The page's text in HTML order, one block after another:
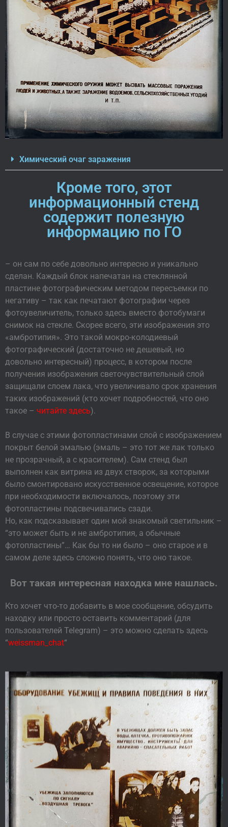
Химический очаг заражения
Кроме того, этот
информационный стенд
содержит полезную
информацию по ГО
– он сам по себе довольно интересно и уникально
сделан. Каждый блок напечатан на стеклянной
пластине фотографическим методом пересъемки по
негативу – так как печатают фотографии через
фотоувеличитель, только здесь вместо фотобумаги
снимок на стекле. Скорее всего, эти изображения это
«амбротипия». Это такой мокро-колодиевый
фотографический (достаточно не дешевый, но
довольно интересный) процесс, в котором после
получения изображения светочувствительный слой
защищали слоем лака, что увеличивало срок хранения
таких изображений (кто хочет подробностей, что оно
такое – читайте здесь).
В случае с этими фотопластинами слой с изображением
покрыт белой эмалью (эмаль – это тот же лак только
не прозрачный, а с красителем). Сам стенд был
выполнен как витрина из двух створок, за которыми
было смонтировано искусственное освещение, которое
при необходимости включалось, поэтому эти
фотопластины подсвечивались сзади.
Но, как подсказывает один мой знакомый светильник –
“это может быть и не амбротипия, а обычные
фотопластины”… Как бы то ни было – оно старое и в
самом деле здесь сложно понять, что оно такое.
Вот такая интересная находка мне нашлась.
Кто хочет что-то добавить в мое сообщение, обсудить
находку или просто оставить комментарий (для
пользователей Telegram) – это можно сделать здесь
“weissman_chat“